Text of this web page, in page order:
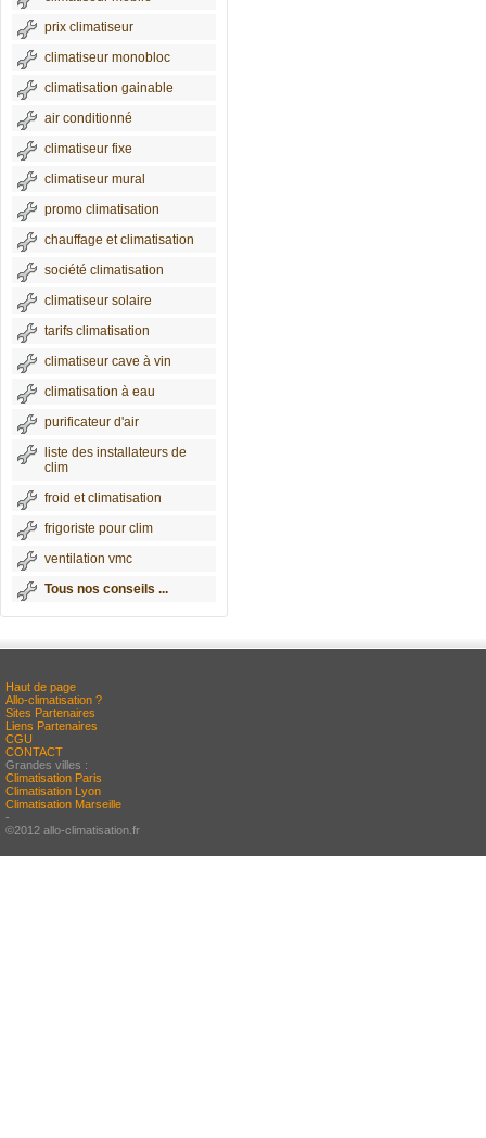
prix climatiseur
climatiseur monobloc
climatisation gainable
air conditionné
climatiseur fixe
climatiseur mural
promo climatisation
chauffage et climatisation
société climatisation
climatiseur solaire
tarifs climatisation
climatiseur cave à vin
climatisation à eau
purificateur d'air
liste des installateurs de
clim
froid et climatisation
frigoriste pour clim
ventilation vmc
Tous nos conseils ...
Haut de page
Allo-climatisation ?
Sites Partenaires
Liens Partenaires
CGU
CONTACT
Grandes villes :
Climatisation Paris
Climatisation Lyon
Climatisation Marseille
-
©2012 allo-climatisation.fr